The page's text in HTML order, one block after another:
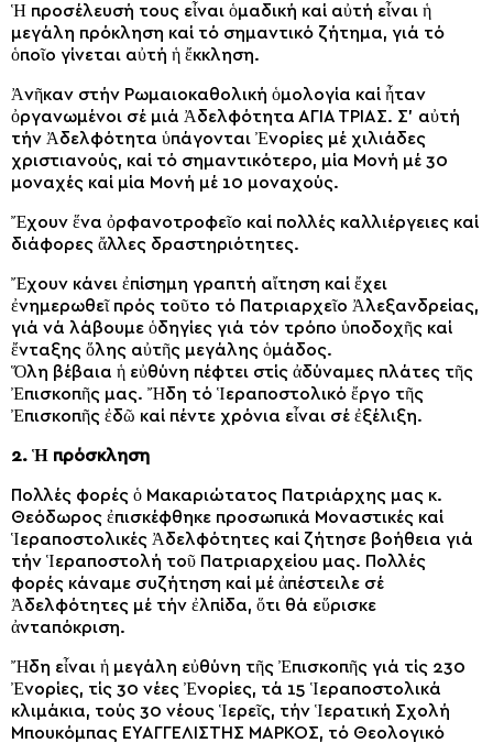
Ἡ προσέλευσή τους εἶναι ὁμαδική καί αὐτή εἶναι ἡ
μεγάλη πρόκληση καί τό σημαντικό ζήτημα, γιά τό
ὁποῖο γίνεται αὐτή ἡ ἔκκληση.
Ἀνῆκαν στήν Ρωμαιοκαθολική ὁμολογία καί ἦταν
ὀργανωμένοι σέ μιά Ἀδελφότητα ΑΓΙΑ ΤΡΙΑΣ. Σ’ αὐτή
τήν Ἀδελφότητα ὑπάγονται Ἐνορίες μέ χιλιάδες
χριστιανούς, καί τό σημαντικότερο, μία Μονή μέ 30
μοναχές καί μία Μονή μέ 10 μοναχούς.
Ἔχουν ἕνα ὀρφανοτροφεῖο καί πολλές καλλιέργειες καί
διάφορες ἄλλες δραστηριότητες.
Ἔχουν κάνει ἐπίσημη γραπτή αἴτηση καί ἔχει
ἐνημερωθεῖ πρός τοῦτο τό Πατριαρχεῖο Ἀλεξανδρείας,
γιά νά λάβουμε ὁδηγίες γιά τόν τρόπο ὑποδοχῆς καί
ἔνταξης ὅλης αὐτῆς μεγάλης ὁμάδος.
Ὅλη βέβαια ἡ εὐθύνη πέφτει στίς ἀδύναμες πλάτες τῆς
Ἐπισκοπῆς μας. Ἤδη τό Ἱεραποστολικό ἔργο τῆς
Ἐπισκοπῆς ἐδῶ καί πέντε χρόνια εἶναι σέ ἐξέλιξη.
2. Ἡ πρόσκληση
Πολλές φορές ὁ Μακαριώτατος Πατριάρχης μας κ.
Θεόδωρος ἐπισκέφθηκε προσωπικά Μοναστικές καί
Ἱεραποστολικές Ἀδελφότητες καί ζήτησε βοήθεια γιά
τήν Ἱεραποστολή τοῦ Πατριαρχείου μας. Πολλές
φορές κάναμε συζήτηση καί μέ ἀπέστειλε σέ
Ἀδελφότητες μέ τήν ἐλπίδα, ὅτι θά εὕρισκε
ἀνταπόκριση.
Ἤδη εἶναι ἡ μεγάλη εὐθύνη τῆς Ἐπισκοπῆς γιά τίς 230
Ἐνορίες, τίς 30 νέες Ἐνορίες, τά 15 Ἱεραποστολικά
κλιμάκια, τούς 30 νέους Ἱερεῖς, τήν Ἱερατική Σχολή
Μπουκόμπας ΕΥΑΓΓΕΛΙΣΤΗΣ ΜΑΡΚΟΣ, τό Θεολογικό